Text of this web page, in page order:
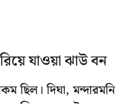
যাওয়া ঝাউ বন
ছিল। দিঘা, মন্দারমনি